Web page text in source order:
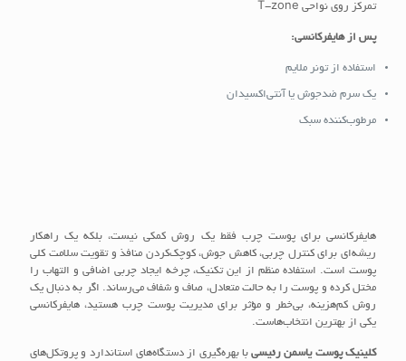
تمرکز روی نواحی T-zone
پس از هایفرکانسی:
استفاده از تونر ملایم
یک سرم ضدجوش یا آنتی‌اکسیدان
مرطوب‌کننده سبک
هایفرکانسی برای پوست چرب فقط یک روش کمکی نیست، بلکه یک راهکار
ریشه‌ای برای کنترل چربی، کاهش جوش، کوچک‌کردن منافذ و تقویت سلامت کلی
پوست است. استفاده منظم از این تکنیک، چرخه ایجاد چربی اضافی و التهاب را
مختل کرده و پوست را به حالت متعادل، صاف و شفاف می‌رساند. اگر به دنبال یک
روش کم‌هزینه، بی‌خطر و مؤثر برای مدیریت پوست چرب هستید، هایفرکانسی
یکی از بهترین انتخاب‌هاست.
کلینیک پوست یاسمن رئیسیبا بهره‌گیری از دستگاه‌های استاندارد و پروتکل‌های